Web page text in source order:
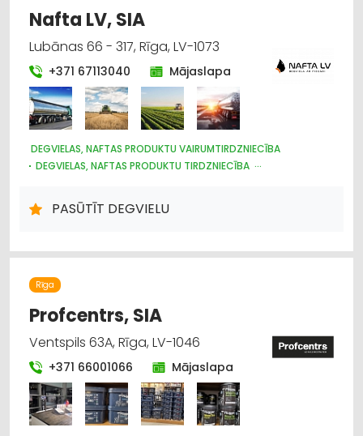
DĀRZA TEHNIKA UN INVENTĀRS
LAUKSAIMNIECĪBAS TEHNIKAS UN TRAKTORTEHNIKAS
LABOŠANA, REMONTS
Nafta LV, SIA
Lubānas 66 - 317, Rīga, LV-1073
+371 67113040 Mājaslapa
DEGVIELAS, NAFTAS PRODUKTU VAIRUMTIRDZNIECĪBA
DEGVIELAS, NAFTAS PRODUKTU TIRDZNIECĪBA
KURINĀMAIS
PASŪTĪT DEGVIELU
Rīga
Profcentrs, SIA
Ventspils 63A, Rīga, LV-1046
+371 66001066 Mājaslapa